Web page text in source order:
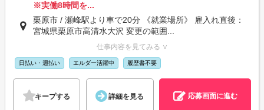
※実働8時間を...
栗原市 / 瀬峰駅より車で20分 《就業場所》 雇入れ直後：
宮城県栗原市高清水大沢 変更の範囲...
仕事内容を見てみる ∨
日払い・週払い エルダー活躍中 履歴書不要
キープする 詳細を見る 応募画面に進む